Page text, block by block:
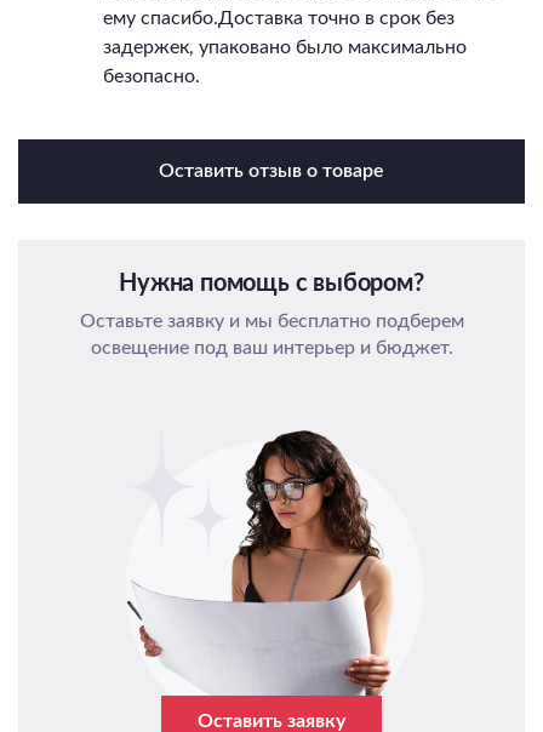
ему спасибо.Доставка точно в срок без
задержек, упаковано было максимально
безопасно.
Оставить отзыв о товаре
Нужна помощь с выбором?
Оставьте заявку и мы бесплатно подберем
освещение под ваш интерьер и бюджет.
Оставить заявку